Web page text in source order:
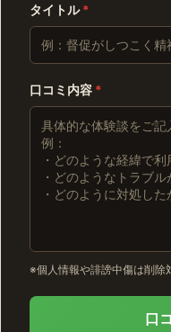
タイトル*
口コミ内容 *
※個人情報や誹謗中傷は削除
口